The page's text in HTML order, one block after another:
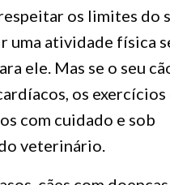
os limites do
uma atividade física
ele. Mas se o seu
os exercícios
com cuidado e sob
veterinário.